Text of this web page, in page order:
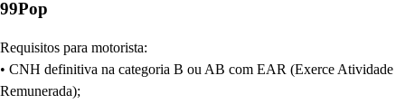
99Pop
Requisitos para motorista:
• CNH definitiva na categoria B ou AB com EAR (Exerce Atividade
Remunerada);